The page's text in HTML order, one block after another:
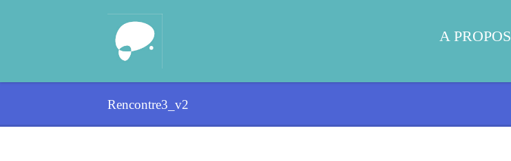
A PROPOS
Rencontre3_v2